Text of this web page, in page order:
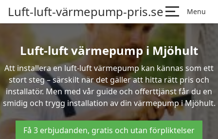
Luft-luft-värmepump-pris.se Menu
Luft-luft värmepump i Mjöhult
Att installera en luft-luft värmepump kan kännas som ett
stort steg – särskilt när det gäller att hitta rätt pris och
installatör. Men med vår guide och offerttjänst får du en
smidig och trygg installation av din värmepump i Mjöhult.
Få 3 erbjudanden, gratis och utan förpliktelser